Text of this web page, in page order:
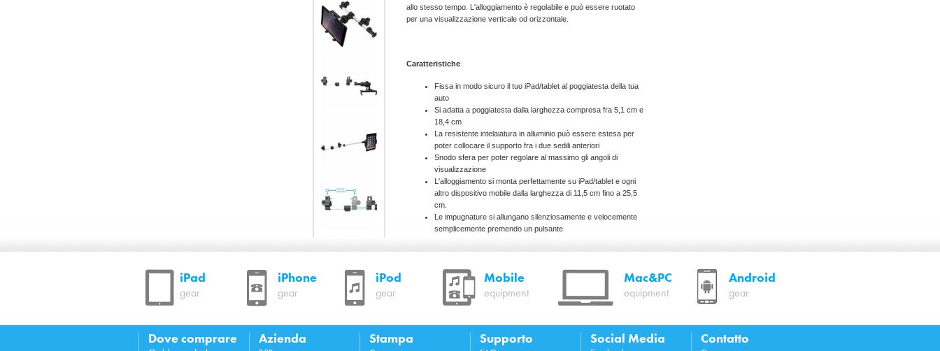
allo stesso tempo. L'alloggiamento è regolabile e può essere ruotato
per una visualizzazione verticale od orizzontale.
Caratteristiche
Fissa in modo sicuro il tuo iPad/tablet al poggiatesta della tua
auto
Si adatta a poggiatesta dalla larghezza compresa fra 5,1 cm e
18,4 cm
La resistente intelaiatura in alluminio può essere estesa per
poter collocare il supporto fra i due sedili anteriori
Snodo sfera per poter regolare al massimo gli angoli di
visualizzazione
L'alloggiamento si monta perfettamente su iPad/tablet e ogni
altro dispositivo mobile dalla larghezza di 11,5 cm fino a 25,5
cm.
Le impugnature si allungano silenziosamente e velocemente
semplicemente premendo un pulsante
orizzontale
Montaggio e smontaggio rapidi, senza bisogno di utensili
Requisiti di sistema
iPad
gear
iPhone
gear
iPod
gear
Mobile
equipment
Mac&PC
equipment
Android
gear
Dove comprare Azienda Stampa Supporto Social Media Contatto